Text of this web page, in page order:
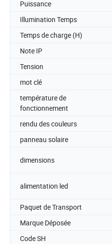
Puissance
Illumination Temps
Temps de charge (H)
Note IP
Tension
mot clé
température de
fonctionnement
rendu des couleurs
panneau solaire
dimensions
alimentation led
Paquet de Transport
Marque Déposée
Code SH